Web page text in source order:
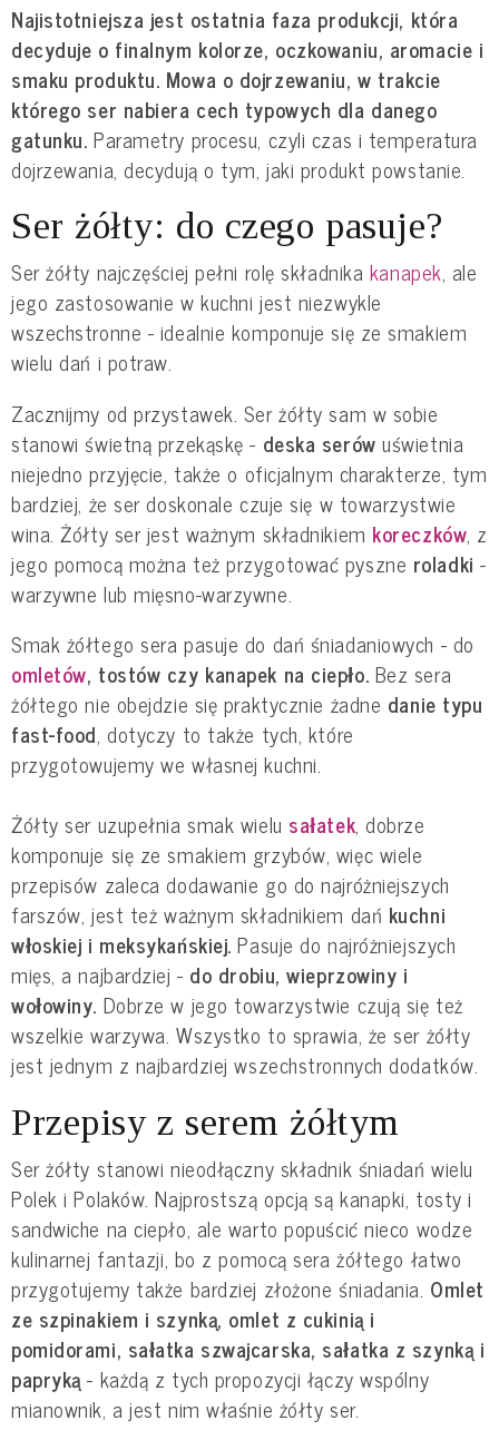
Najistotniejsza jest ostatnia faza produkcji, która
decyduje o finalnym kolorze, oczkowaniu, aromacie i
smaku produktu. Mowa o dojrzewaniu, w trakcie
którego ser nabiera cech typowych dla danego
gatunku. Parametry procesu, czyli czas i temperatura
dojrzewania, decydują o tym, jaki produkt powstanie.
Ser żółty: do czego pasuje?
Ser żółty najczęściej pełni rolę składnika kanapek, ale
jego zastosowanie w kuchni jest niezwykle
wszechstronne - idealnie komponuje się ze smakiem
wielu dań i potraw.
Zacznijmy od przystawek. Ser żółty sam w sobie
stanowi świetną przekąskę - deska serów uświetnia
niejedno przyjęcie, także o oficjalnym charakterze, tym
bardziej, że ser doskonale czuje się w towarzystwie
wina. Żółty ser jest ważnym składnikiem koreczków, z
jego pomocą można też przygotować pyszne roladki -
warzywne lub mięsno-warzywne.
Smak żółtego sera pasuje do dań śniadaniowych - do
omletów, tostów czy kanapek na ciepło. Bez sera
żółtego nie obejdzie się praktycznie żadne danie typu
fast-food, dotyczy to także tych, które
przygotowujemy we własnej kuchni.
Żółty ser uzupełnia smak wielu sałatek, dobrze
komponuje się ze smakiem grzybów, więc wiele
przepisów zaleca dodawanie go do najróżniejszych
farszów, jest też ważnym składnikiem dań kuchni
włoskiej i meksykańskiej.Pasuje do najróżniejszych
mięs, a najbardziej - do drobiu, wieprzowiny i
wołowiny. Dobrze w jego towarzystwie czują się też
wszelkie warzywa. Wszystko to sprawia, że ser żółty
jest jednym z najbardziej wszechstronnych dodatków.
Przepisy z serem żółtym
Ser żółty stanowi nieodłączny składnik śniadań wielu
Polek i Polaków. Najprostszą opcją są kanapki, tosty i
sandwiche na ciepło, ale warto popuścić nieco wodze
kulinarnej fantazji, bo z pomocą sera żółtego łatwo
przygotujemy także bardziej złożone śniadania. Omlet
ze szpinakiem i szynką, omlet z cukinią i
pomidorami, sałatka szwajcarska, sałatka z szynką i
papryką- każdą z tych propozycji łączy wspólny
mianownik, a jest nim właśnie żółty ser.